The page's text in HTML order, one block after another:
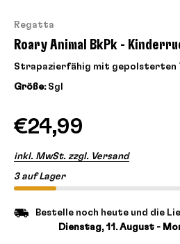
Regatta
Roary Animal BkPk -
Strapazierfähig mit gepolsterten
Größe:Sgl
€24,99
inkl. MwSt. zzgl. Versand
3 auf Lager
Bestelle noch heute und die
Dienstag, 11. August -